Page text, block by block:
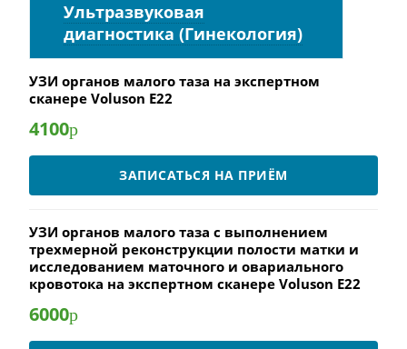
Ультразвуковая
диагностика (Гинекология)
УЗИ органов малого таза на экспертном
сканере Voluson E22
4100р
ЗАПИСАТЬСЯ НА ПРИЁМ
УЗИ органов малого таза с выполнением
трехмерной реконструкции полости матки и
исследованием маточного и овариального
кровотока на экспертном сканере Voluson E22
6000р